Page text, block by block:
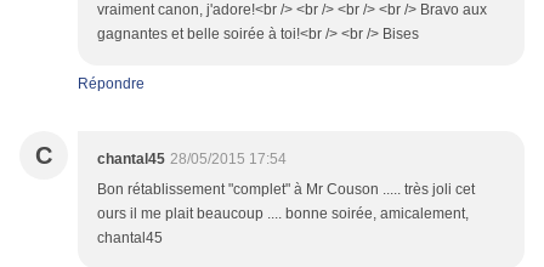
vraiment canon, j'adore!<br /> <br /> <br /> <br /> Bravo aux
gagnantes et belle soirée à toi!<br /> <br /> Bises
Répondre
C chantal45 28/05/2015 17:54
Bon rétablissement "complet" à Mr Couson ..... très joli cet
ours il me plait beaucoup .... bonne soirée, amicalement,
chantal45